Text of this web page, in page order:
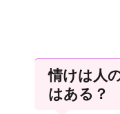
情けは人
はある？